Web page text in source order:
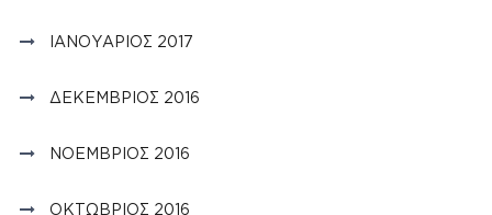
ΙΑΝΟΥΆΡΙΟΣ 2017
ΔΕΚΈΜΒΡΙΟΣ 2016
ΝΟΈΜΒΡΙΟΣ 2016
ΟΚΤΏΒΡΙΟΣ 2016